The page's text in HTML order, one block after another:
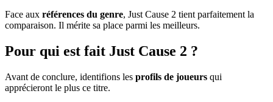
Face aux références du genre, Just Cause 2 tient parfaitement la
comparaison. Il mérite sa place parmi les meilleurs.
Pour qui est fait Just Cause 2 ?
Avant de conclure, identifions les profils de joueurs qui
apprécieront le plus ce titre.